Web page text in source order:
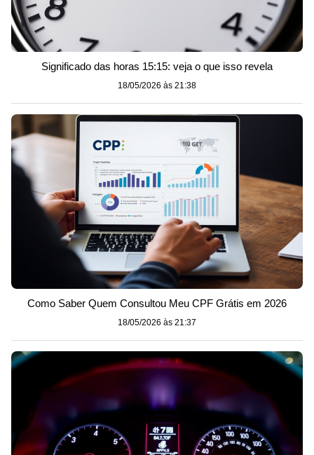
Significado das horas 15:15: veja o que isso revela
18/05/2026 às 21:38
Como Saber Quem Consultou Meu CPF Grátis em 2026
18/05/2026 às 21:37